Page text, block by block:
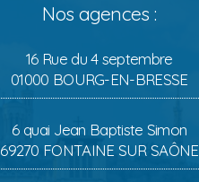
Nos agences :
16 Rue du 4 septembre
01000 BOURG-EN-BRESSE
6 quai Jean Baptiste Simon
69270 FONTAINE SUR SAÔNE